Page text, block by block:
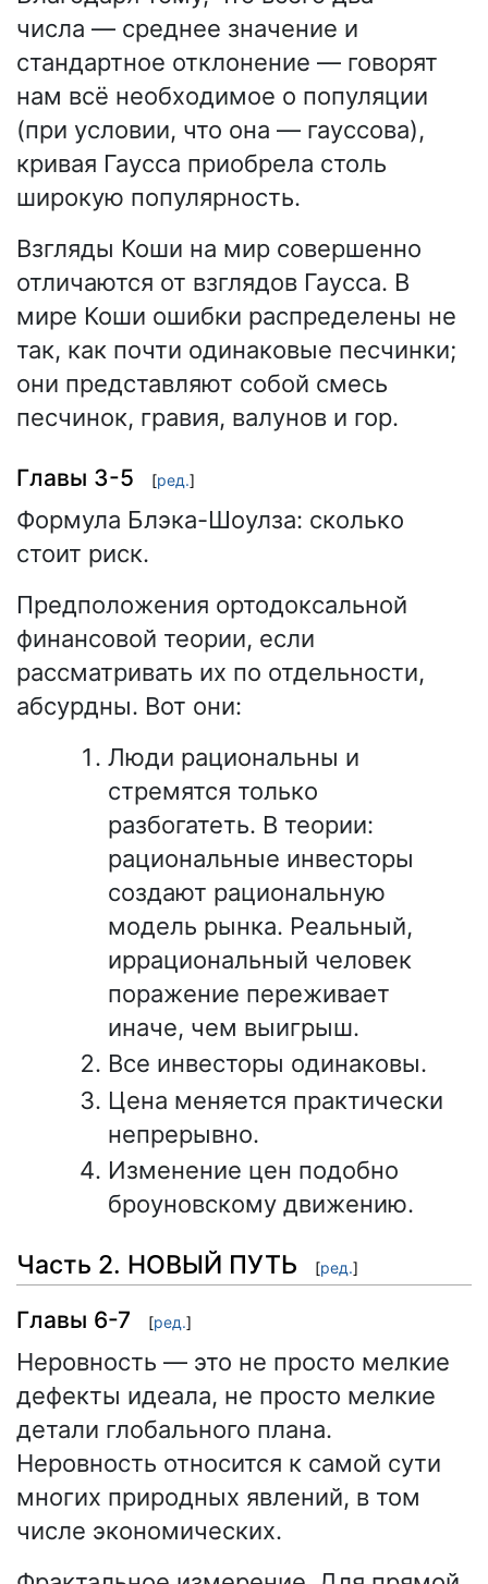
числа — среднее значение и
стандартное отклонение — говорят
нам всё необходимое о популяции
(при условии, что она — гауссова),
кривая Гаусса приобрела столь
широкую популярность.
Взгляды Коши на мир совершенно
отличаются от взглядов Гаусса. В
мире Коши ошибки распределены не
так, как почти одинаковые песчинки;
они представляют собой смесь
песчинок, гравия, валунов и гор.
Главы 3-5 [ред.]
Формула Блэка-Шоулза: сколько
стоит риск.
Предположения ортодоксальной
финансовой теории, если
рассматривать их по отдельности,
абсурдны. Вот они:
Люди рациональны и
стремятся только
разбогатеть. В теории:
рациональные инвесторы
создают рациональную
модель рынка. Реальный,
иррациональный человек
поражение переживает
иначе, чем выигрыш.
Все инвесторы одинаковы.
Цена меняется практически
непрерывно.
Изменение цен подобно
броуновскому движению.
Часть 2. НОВЫЙ ПУТЬ [ред.]
Главы 6-7 [ред.]
Неровность — это не просто мелкие
дефекты идеала, не просто мелкие
детали глобального плана.
Неровность относится к самой сути
многих природных явлений, в том
числе экономических.